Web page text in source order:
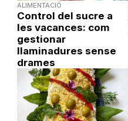
ALIMENTACIÓ
Control del sucre a
les vacances: com
gestionar
llaminadures sense
drames